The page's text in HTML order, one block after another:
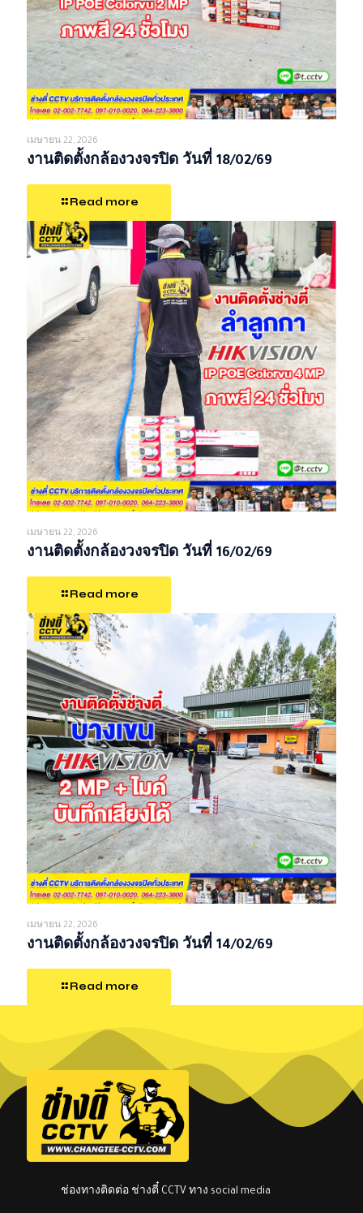
เมษายน 22, 2026
งานติดตั้งกล้องวงจรปิด วันที่ 18/02/69
Read more
เมษายน 22, 2026
งานติดตั้งกล้องวงจรปิด วันที่ 16/02/69
Read more
เมษายน 22, 2026
งานติดตั้งกล้องวงจรปิด วันที่ 14/02/69
Read more
ช่องทางติดต่อ ช่างตี๋ CCTV ทาง social media